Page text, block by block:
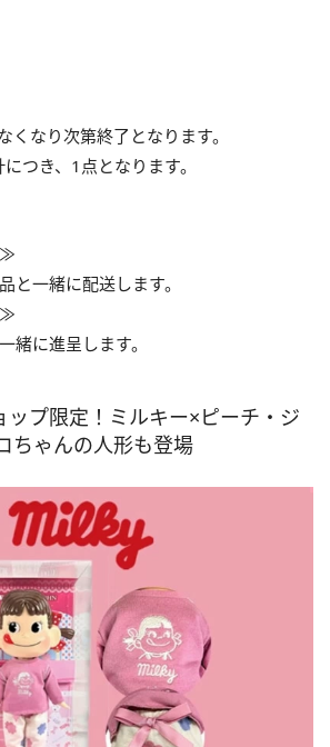
なり次第終了となります。
つき、1点となります。
≫
と一緒に配送します。
≫
緒に進呈します。
ップ限定！ミルキー×ピーチ・ジ
ちゃんの人形も登場